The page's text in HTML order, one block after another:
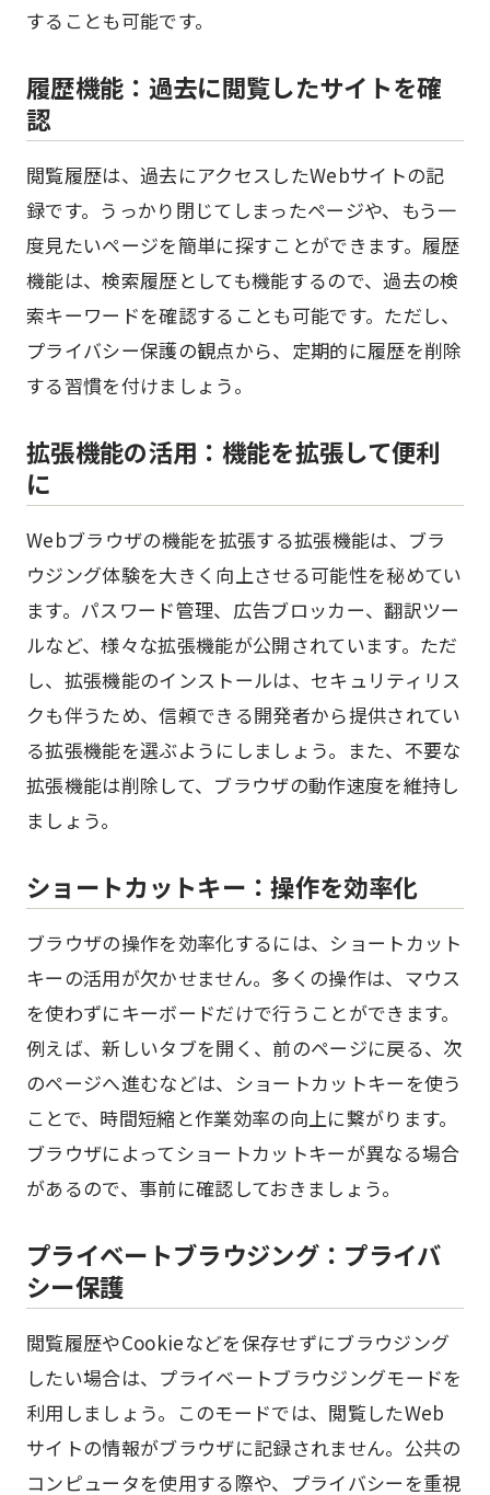
することも可能です。
履歴機能：過去に閲覧したサイトを確
認
閲覧履歴は、過去にアクセスしたWebサイトの記
録です。うっかり閉じてしまったページや、もう一
度見たいページを簡単に探すことができます。履歴
機能は、検索履歴としても機能するので、過去の検
索キーワードを確認することも可能です。ただし、
プライバシー保護の観点から、定期的に履歴を削除
する習慣を付けましょう。
拡張機能の活用：機能を拡張して便利
に
Webブラウザの機能を拡張する拡張機能は、ブラ
ウジング体験を大きく向上させる可能性を秘めてい
ます。パスワード管理、広告ブロッカー、翻訳ツー
ルなど、様々な拡張機能が公開されています。ただ
し、拡張機能のインストールは、セキュリティリス
クも伴うため、信頼できる開発者から提供されてい
る拡張機能を選ぶようにしましょう。また、不要な
拡張機能は削除して、ブラウザの動作速度を維持し
ましょう。
ショートカットキー：操作を効率化
ブラウザの操作を効率化するには、ショートカット
キーの活用が欠かせません。多くの操作は、マウス
を使わずにキーボードだけで行うことができます。
例えば、新しいタブを開く、前のページに戻る、次
のページへ進むなどは、ショートカットキーを使う
ことで、時間短縮と作業効率の向上に繋がります。
ブラウザによってショートカットキーが異なる場合
があるので、事前に確認しておきましょう。
プライベートブラウジング：プライバ
シー保護
閲覧履歴やCookieなどを保存せずにブラウジング
したい場合は、プライベートブラウジングモードを
利用しましょう。このモードでは、閲覧したWeb
サイトの情報がブラウザに記録されません。公共の
コンピュータを使用する際や、プライバシーを重視